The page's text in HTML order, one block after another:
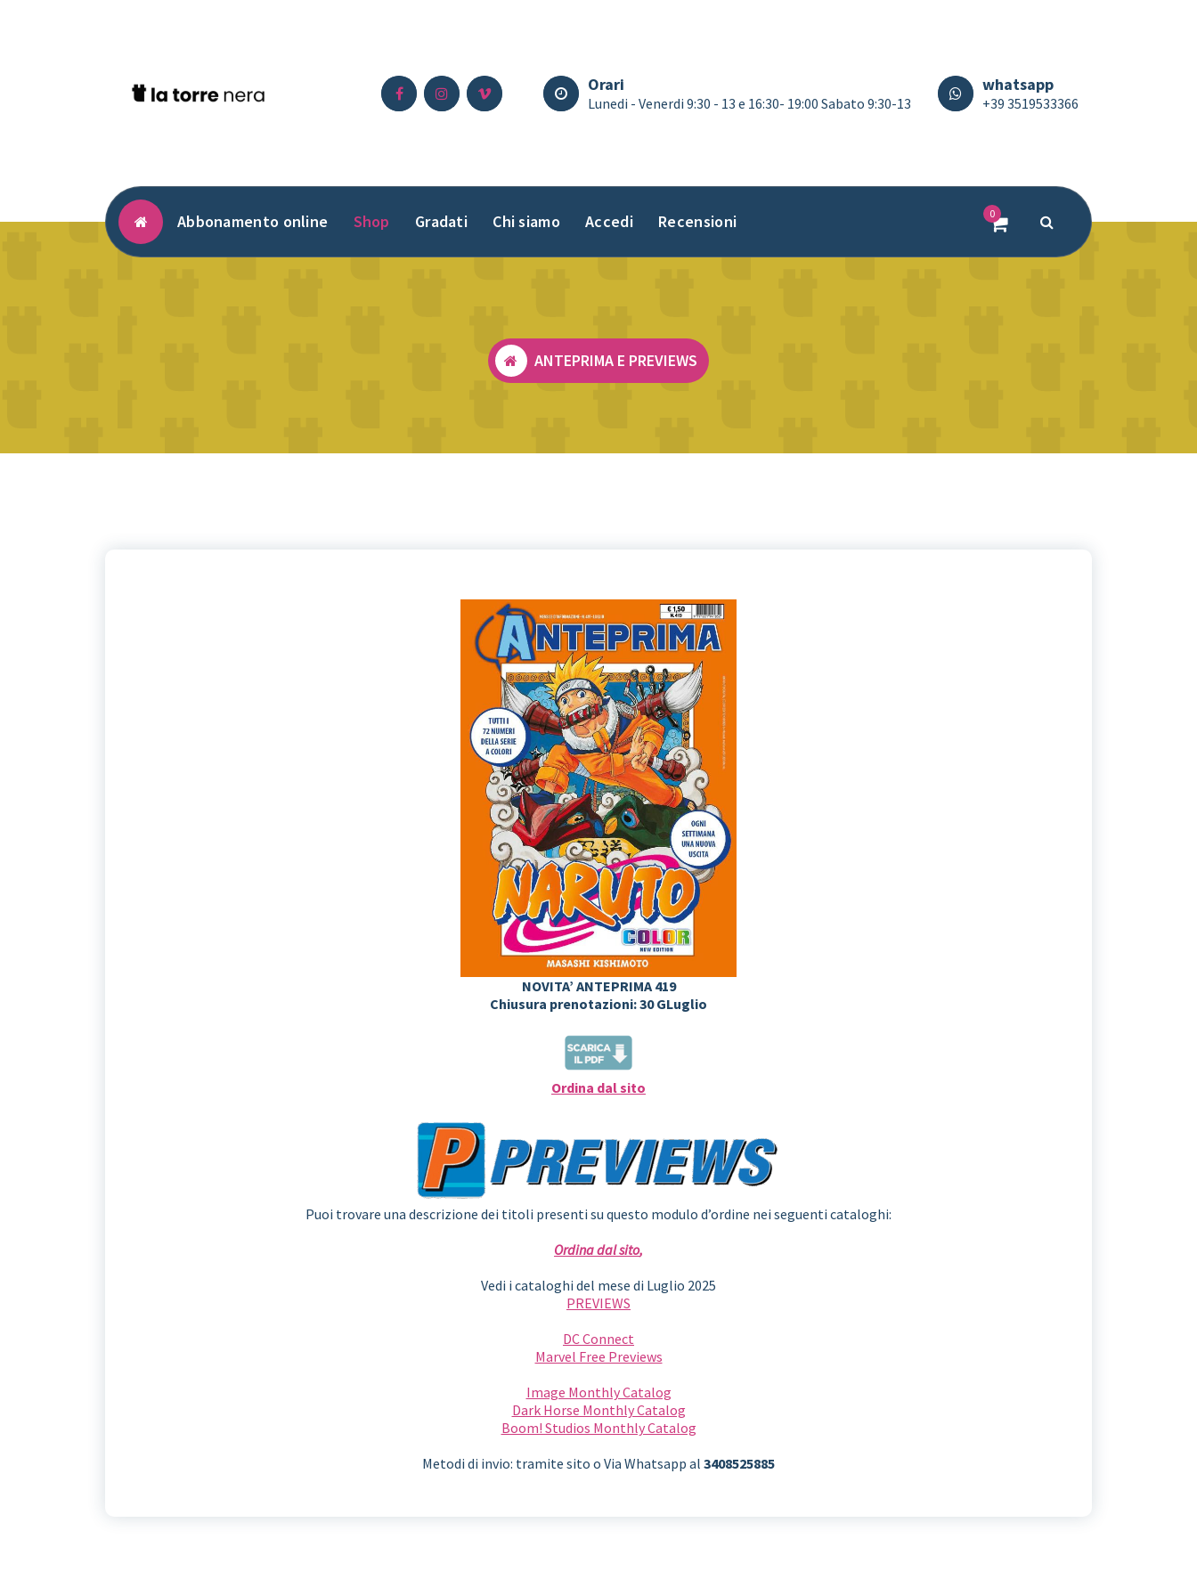
Orari
Lunedi - Venerdi 9:30 - 13 e 16:30- 19:00 Sabato 9:30-13
whatsapp
+39 3519533366
Abbonamento online Shop Gradati Chi siamo Accedi Recensioni 0
ANTEPRIMA E PREVIEWS
NOVITA’ ANTEPRIMA 419
Chiusura prenotazioni: 30 GLuglio
Ordina dal sito
Puoi trovare una descrizione dei titoli presenti su questo modulo d’ordine nei seguenti cataloghi:
Ordina dal sito,
Vedi i cataloghi del mese di Luglio 2025
PREVIEWS
DC Connect
Marvel Free Previews
Image Monthly Catalog
Dark Horse Monthly Catalog
Boom! Studios Monthly Catalog
Metodi di invio: tramite sito o Via Whatsapp al 3408525885